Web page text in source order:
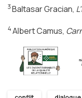
3Baltasar Gracian,
4Albert Camus,